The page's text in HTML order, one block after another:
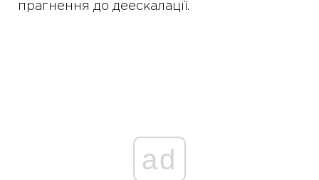
прагнення до деескалації.
ad